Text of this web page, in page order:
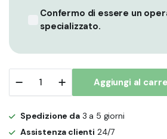
Confermo di essere un
specializzato.
Ialuronico
Dermico
Xcelens
Extra
Aggiungi al
Spedizione da3 a 5 giorni
Assistenza clienti 24/7